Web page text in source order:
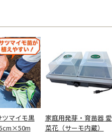
マイモ黒
家庭用発芽・育苗器 愛
菜花（サーモ内蔵）